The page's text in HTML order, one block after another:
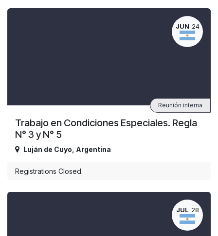
JUN 24
Trabajo en Condiciones Especiales. Regla
N° 3 y N° 5
Reunión interna
Luján de Cuyo Argentina
Registrations Closed
JUL 28